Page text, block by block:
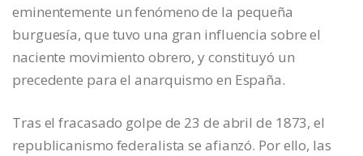
eminentemente un fenómeno de la pequeña
burguesía, que tuvo una gran influencia sobre el
naciente movimiento obrero, y constituyó un
precedente para el anarquismo en España.
Tras el fracasado golpe de 23 de abril de 1873, el
republicanismo federalista se afianzó. Por ello, las